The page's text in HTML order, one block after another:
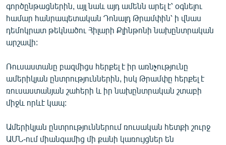
գործընթացներին, այլ նաև այդ ամենն արել է՝ օգնելու
համար հանրապետական Դոնալդ Թրամփին՝ ի վնաս
դեմոկրատ թեկնածու Հիլարի Քլինթոնի նախընտրական
արշավի:
Ռուսաստանը բազմիցս հերքել է իր առնչությունը
ամերիկյան ընտրություններին, իսկ Թրամփը հերքել է
ռուսաստանյան շահերի և իր նախընտրական շտաբի
միջև որևէ կապ:
Ամերիկյան ընտրություններում ռուսական հետքի շուրջ
ԱՄՆ-ում միանգամից մի քանի կառույցներ են